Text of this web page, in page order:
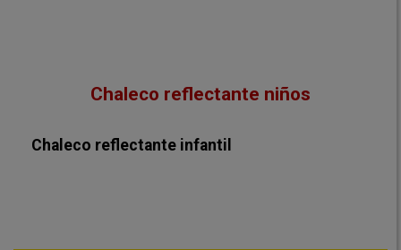
Chaleco reflectante niños
Chaleco reflectante infantil